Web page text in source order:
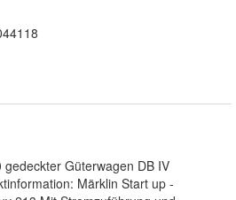
Güterwagen DB IV
Märklin Start up -